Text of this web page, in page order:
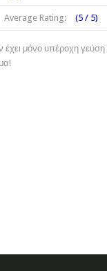
Average Rating: (5 / 5)
έχει μόνο υπέροχη